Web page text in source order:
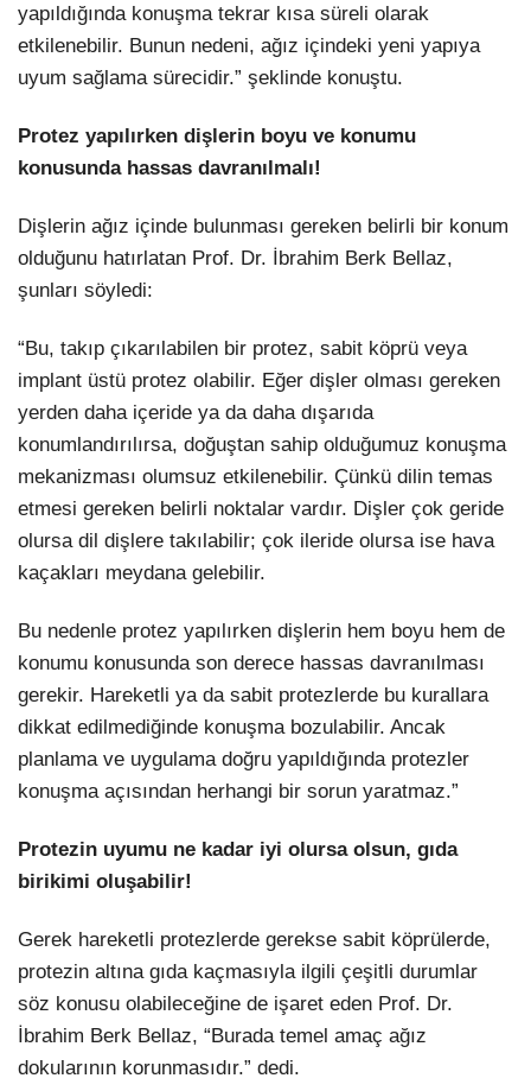
yapıldığında konuşma tekrar kısa süreli olarak
etkilenebilir. Bunun nedeni, ağız içindeki yeni yapıya
uyum sağlama sürecidir.” şeklinde konuştu.
Protez yapılırken dişlerin boyu ve konumu
konusunda hassas davranılmalı!
Dişlerin ağız içinde bulunması gereken belirli bir konum
olduğunu hatırlatan Prof. Dr. İbrahim Berk Bellaz,
şunları söyledi:
“Bu, takıp çıkarılabilen bir protez, sabit köprü veya
implant üstü protez olabilir. Eğer dişler olması gereken
yerden daha içeride ya da daha dışarıda
konumlandırılırsa, doğuştan sahip olduğumuz konuşma
mekanizması olumsuz etkilenebilir. Çünkü dilin temas
etmesi gereken belirli noktalar vardır. Dişler çok geride
olursa dil dişlere takılabilir; çok ileride olursa ise hava
kaçakları meydana gelebilir.
Bu nedenle protez yapılırken dişlerin hem boyu hem de
konumu konusunda son derece hassas davranılması
gerekir. Hareketli ya da sabit protezlerde bu kurallara
dikkat edilmediğinde konuşma bozulabilir. Ancak
planlama ve uygulama doğru yapıldığında protezler
konuşma açısından herhangi bir sorun yaratmaz.”
Protezin uyumu ne kadar iyi olursa olsun, gıda
birikimi oluşabilir!
Gerek hareketli protezlerde gerekse sabit köprülerde,
protezin altına gıda kaçmasıyla ilgili çeşitli durumlar
söz konusu olabileceğine de işaret eden Prof. Dr.
İbrahim Berk Bellaz, “Burada temel amaç ağız
dokularının korunmasıdır.” dedi.